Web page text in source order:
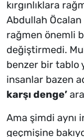
kırgınlıklara
Abdullah Öcalan
rağmen önemli
değiştirmedi.
benzer bir tablo
insanlar bazen
karşı denge’
Ama şimdi aynı
geçmişine